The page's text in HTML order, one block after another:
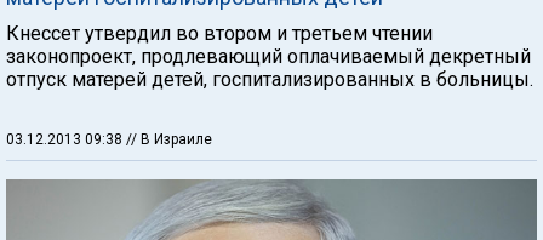
Кнессет утвердил во втором и третьем чтении
законопроект, продлевающий оплачиваемый декретный
отпуск матерей детей, госпитализированных в больницы.
03.12.2013 09:38 // В Израиле